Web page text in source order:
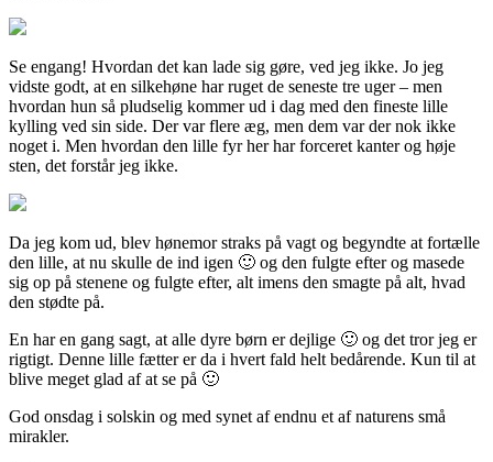
Se engang! Hvordan det kan lade sig gøre, ved jeg ikke. Jo jeg
vidste godt, at en silkehøne har ruget de seneste tre uger – men
hvordan hun så pludselig kommer ud i dag med den fineste lille
kylling ved sin side. Der var flere æg, men dem var der nok ikke
noget i. Men hvordan den lille fyr her har forceret kanter og høje
sten, det forstår jeg ikke.
Da jeg kom ud, blev hønemor straks på vagt og begyndte at fortælle
den lille, at nu skulle de ind igen 🙂 og den fulgte efter og masede
sig op på stenene og fulgte efter, alt imens den smagte på alt, hvad
den stødte på.
En har en gang sagt, at alle dyre børn er dejlige 🙂 og det tror jeg er
rigtigt. Denne lille fætter er da i hvert fald helt bedårende. Kun til at
blive meget glad af at se på 🙂
God onsdag i solskin og med synet af endnu et af naturens små
mirakler.